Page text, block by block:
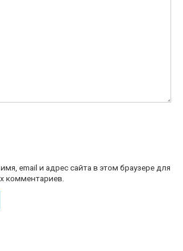
email и адрес сайта в этом браузере для
комментариев.